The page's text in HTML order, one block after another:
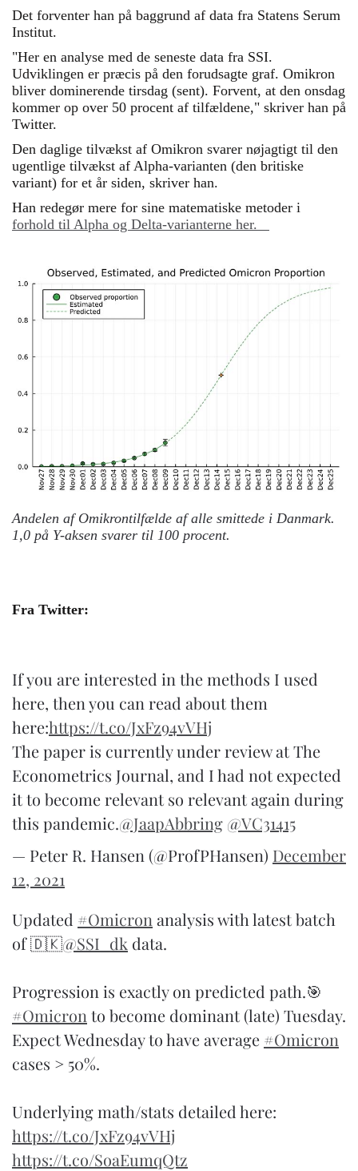
Det forventer han på baggrund af data fra Statens Serum
Institut.
"Her en analyse med de seneste data fra SSI.
Udviklingen er præcis på den forudsagte graf. Omikron
bliver dominerende tirsdag (sent). Forvent, at den onsdag
kommer op over 50 procent af tilfældene," skriver han på
Twitter.
Den daglige tilvækst af Omikron svarer nøjagtigt til den
ugentlige tilvækst af Alpha-varianten (den britiske
variant) for et år siden, skriver han.
Han redegør mere for sine matematiske metoder i
forhold til Alpha og Delta-varianterne her.
Andelen af Omikrontilfælde af alle smittede i Danmark.
1,0 på Y-aksen svarer til 100 procent.
Fra Twitter:
If you are interested in the methods I used
here, then you can read about them
here:https://t.co/JxFz94vVHj
The paper is currently under review at The
Econometrics Journal, and I had not expected
it to become relevant so relevant again during
this pandemic.@JaapAbbring @VC31415
— Peter R. Hansen (@ProfPHansen) December
12, 2021
Updated #Omicron analysis with latest batch
of 🇩🇰@SSI_dk data.
Progression is exactly on predicted path.🎯
#Omicron to become dominant (late) Tuesday.
Expect Wednesday to have average #Omicron
cases > 50%.
Underlying math/stats detailed here:
https://t.co/JxFz94vVHj
https://t.co/SoaEumqQtz